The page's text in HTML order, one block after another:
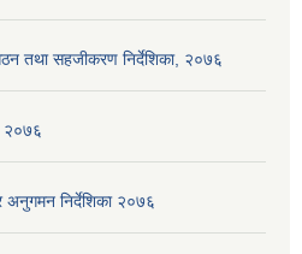
तथा सहजीकरण निर्देशिका, २०७६
२०७६
अनुगमन निर्देशिका २०७६